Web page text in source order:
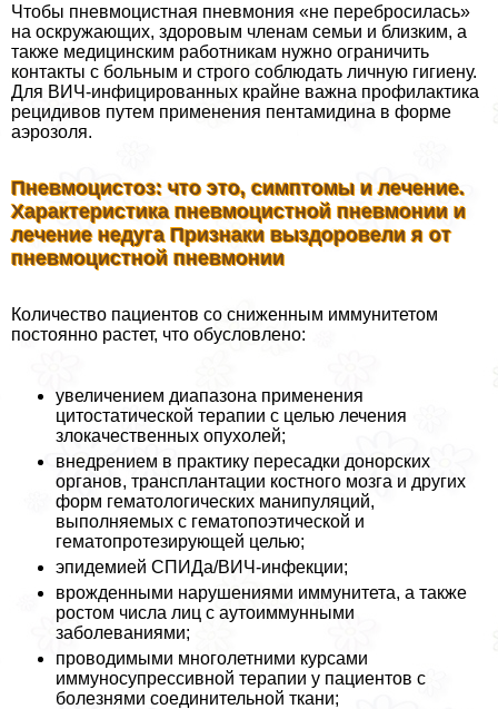
Чтобы пневмоцистная пневмония «не перебросилась»
на оскружающих, здоровым члeнам семьи и близким, а
также медицинским работникам нужно ограничить
контакты с больным и строго соблюдать личную гигиену.
Для ВИЧ-инфицированных крайне важна профилактика
рецидивов путем применения пентамидина в форме
аэрозоля.
Пневмоцистоз: что это, симптомы и лечение.
Хаpaктеристика пневмоцистной пневмонии и
лечение недуга Признаки выздоровели я от
пневмоцистной пневмонии
Количество пациентов со сниженным иммунитетом
постоянно растет, что обусловлено:
увеличением диапазона применения
цитостатической терапии с целью лечения
злокачественных опухолей;
внедрением в пpaктику пересадки донорских
органов, трaнcплантации костного мозга и других
форм гематологических манипуляций,
выполняемых с гематопоэтической и
гематопротезирующей целью;
эпидемией СПИДа/ВИЧ-инфекции;
врожденными нарушениями иммунитета, а также
ростом числа лиц с аутоиммунными
заболеваниями;
проводимыми многолетними курсами
иммуносупрессивной терапии у пациентов с
болезнями соединительной ткани;